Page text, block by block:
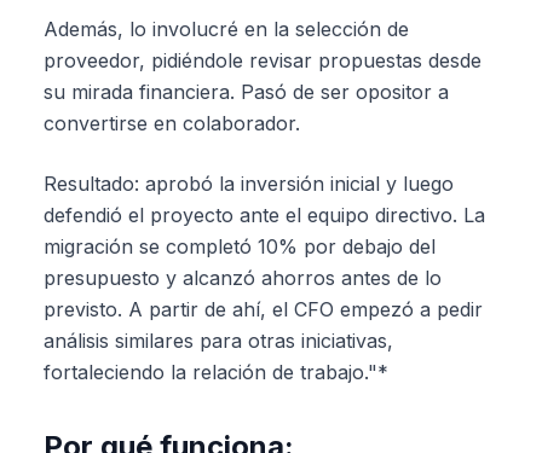
Además, lo involucré en la selección de
proveedor, pidiéndole revisar propuestas desde
su mirada financiera. Pasó de ser opositor a
convertirse en colaborador.
Resultado: aprobó la inversión inicial y luego
defendió el proyecto ante el equipo directivo. La
migración se completó 10% por debajo del
presupuesto y alcanzó ahorros antes de lo
previsto. A partir de ahí, el CFO empezó a pedir
análisis similares para otras iniciativas,
fortaleciendo la relación de trabajo."*